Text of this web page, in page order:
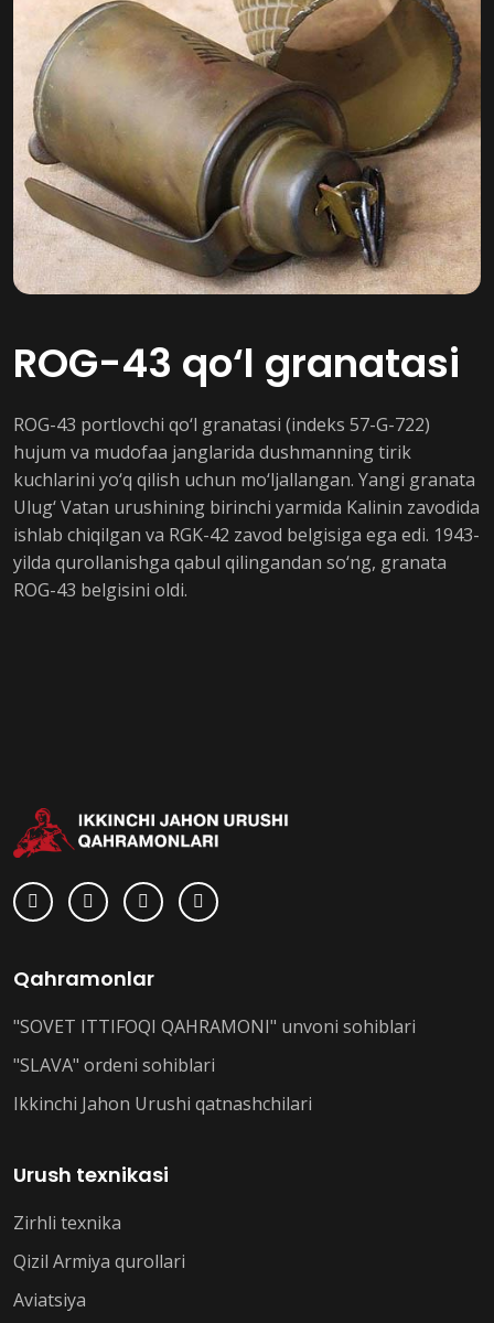
ROG-43 qo‘l granatasi
ROG-43 portlovchi qo‘l granatasi (indeks 57-G-722)
hujum va mudofaa janglarida dushmanning tirik
kuchlarini yo‘q qilish uchun mo‘ljallangan. Yangi granata
Ulug‘ Vatan urushining birinchi yarmida Kalinin zavodida
ishlab chiqilgan va RGK-42 zavod belgisiga ega edi. 1943-
yilda qurollanishga qabul qilingandan so‘ng, granata
ROG-43 belgisini oldi.
Qahramonlar
"SOVET ITTIFOQI QAHRAMONI" unvoni sohiblari
"SLAVA" ordeni sohiblari
Ikkinchi Jahon Urushi qatnashchilari
Urush texnikasi
Zirhli texnika
Qizil Armiya qurollari
Aviatsiya